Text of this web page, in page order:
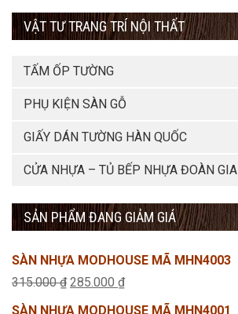
VẬT TƯ TRANG TRÍ NỘI THẤT
TẤM ỐP TƯỜNG
PHỤ KIỆN SÀN GỖ
GIẤY DÁN TƯỜNG HÀN QUỐC
CỬA NHỰA – TỦ BẾP NHỰA ĐOÀN GIA
SẢN PHẨM ĐANG GIẢM GIÁ
SÀN NHỰA MODHOUSE MÃ MHN4003
315.000₫ Giá
gốc
285.000 ₫Giá
hiện
SÀN NHỰA MODHOUSE MÃ MHN4001